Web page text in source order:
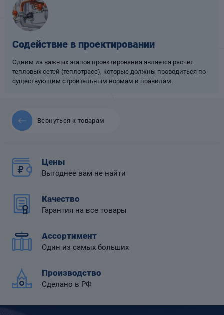
Содействие в проектировании
Одним из важных этапов проектирования является расчет
тепловых сетей (теплотрасс), которые должны проводиться по
существующим строительным нормам и правилам.
Вернуться к товарам
Цены
Выгоднее вам не найти
Качество
Гарантия на все товары
Ассортимент
Один из самых больших
Производство
Сделано в РФ
Компенсаторы